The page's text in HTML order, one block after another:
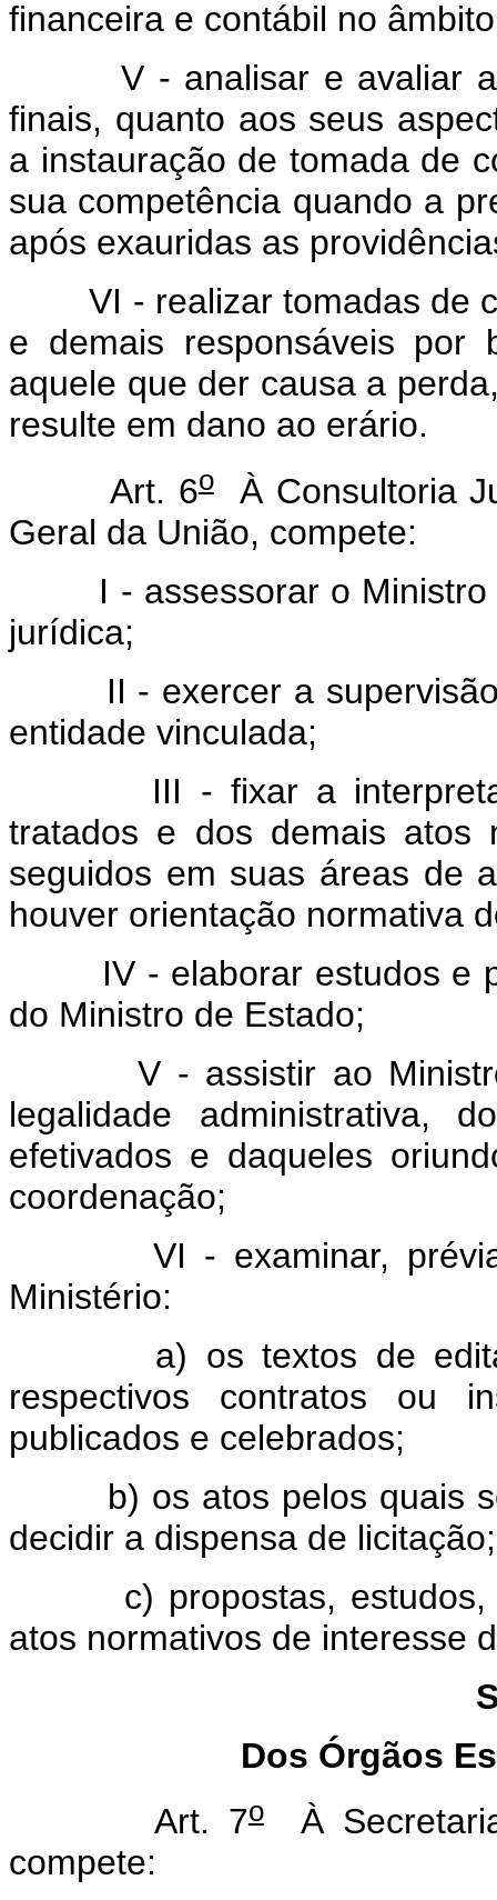
financeira e contábil no
V - analisar e avaliar as
finais, quanto aos seus
a instauração de tomada de
sua competência quando a
após exauridas as
VI - realizar tomadas de
e demais responsáveis
aquele que der causa a
resulte em dano ao erário.
Art. 6oÀ Consultoria
Geral da União, compete:
I - assessorar o Ministro
jurídica;
II - exercer a supervisão
entidade vinculada;
III - fixar a
tratados e dos demais atos
seguidos em suas áreas de
houver orientação normativa
IV - elaborar estudos e
do Ministro de Estado;
V - assistir ao Ministro
legalidade administrativa,
efetivados e daqueles
coordenação;
VI - examinar, prévia e
Ministério:
a) os textos de editais
respectivos contratos ou
publicados e celebrados;
b) os atos pelos quais se
decidir a dispensa de
c) propostas, estudos,
atos normativos de interesse
Dos Órgãos
Art. 7oÀ Secretaria
compete: